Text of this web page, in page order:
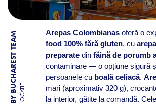
BY BUCHAREST TEAM LOCATIE
Arepas Colombianasoferă o
food 100% fără gluten, cu
preparatedin făină de porumb
contaminare — o opțiune sigură
persoanele cu boală celiacă.
mari (aproximativ 320 g),
la interior, gătite la comandă.